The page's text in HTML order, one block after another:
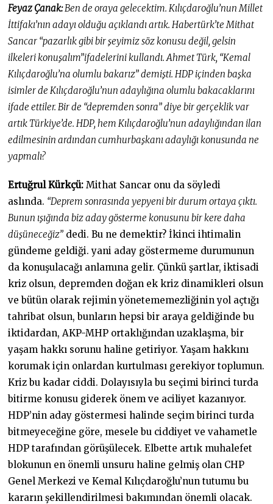
Feyaz Çanak:Ben de oraya gelecektim. Kılıçdaroğlu’nun Millet
İttifakı’nın adayı olduğu açıklandı artık. Habertürk’te Mithat
Sancar “pazarlık gibi bir şeyimiz söz konusu değil, gelsin
ilkeleri konuşalım”ifadelerini kullandı. Ahmet Türk, “Kemal
Kılıçdaroğlu’na olumlu bakarız” demişti. HDP içinden başka
isimler de Kılıçdaroğlu’nun adaylığına olumlu bakacaklarını
ifade ettiler. Bir de “depremden sonra” diye bir gerçeklik var
artık Türkiye’de. HDP, hem Kılıçdaroğlu’nun adaylığından ilan
edilmesinin ardından cumhurbaşkanı adaylığı konusunda ne
yapmalı?
Ertuğrul Kürkçü: Mithat Sancar onu da söyledi
aslında. “Deprem sonrasında yepyeni bir durum ortaya çıktı.
Bunun ışığında biz aday gösterme konusunu bir kere daha
düşüneceğiz” dedi. Bu ne demektir? İkinci ihtimalin
gündeme geldiği. yani aday göstermeme durumunun
da konuşulacağı anlamına gelir. Çünkü şartlar, iktisadi
kriz olsun, depremden doğan ek kriz dinamikleri olsun
ve bütün olarak rejimin yönetememezliğinin yol açtığı
tahribat olsun, bunların hepsi bir araya geldiğinde bu
iktidardan, AKP-MHP ortaklığından uzaklaşma, bir
yaşam hakkı sorunu haline getiriyor. Yaşam hakkını
korumak için onlardan kurtulması gerekiyor toplumun.
Kriz bu kadar ciddi. Dolayısıyla bu seçimi birinci turda
bitirme konusu giderek önem ve aciliyet kazanıyor.
HDP’nin aday göstermesi halinde seçim birinci turda
bitmeyeceğine göre, mesele bu ciddiyet ve vahametle
HDP tarafından görüşülecek. Elbette artık muhalefet
blokunun en önemli unsuru haline gelmiş olan CHP
Genel Merkezi ve Kemal Kılıçdaroğlu’nun tutumu bu
kararın şekillendirilmesi bakımından önemli olacak.